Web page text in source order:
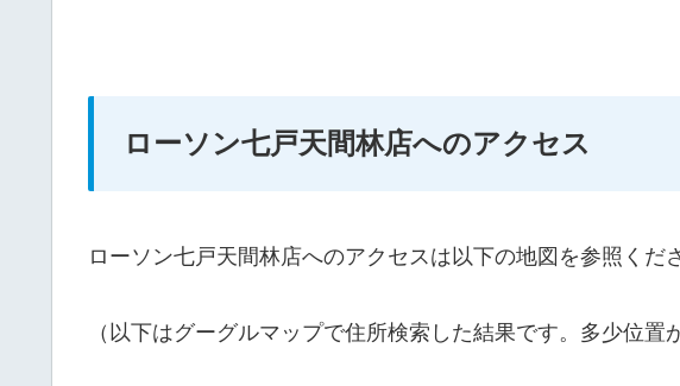
ローソン七戸天間林店へのアクセス
ローソン七戸天間林店へのアクセスは以下の地図を参照くだ
（以下はグーグルマップで住所検索した結果です。多少位置